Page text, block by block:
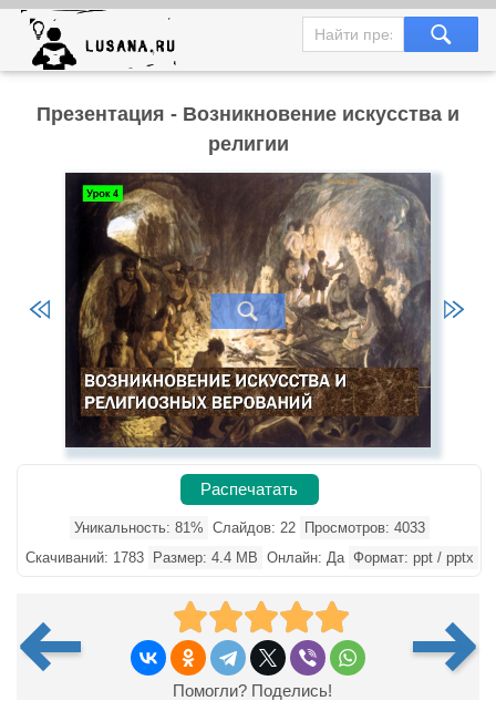
Презентация - Возникновение искусства и
религии
Распечатать
Уникальность: 81% Слайдов: 22
Просмотров: 4033
Скачиваний: 1783
Размер: 4.4 MB Онлайн: Да Формат: ppt / pptx
Помогли? Поделись!